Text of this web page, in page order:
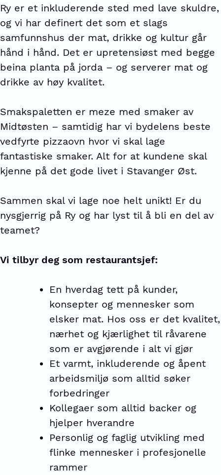
Ry er et inkluderende sted med lave skuldre,
og vi har definert det som et slags
samfunnshus der mat, drikke og kultur går
hånd i hånd. Det er upretensiøst med begge
beina planta på jorda – og serverer mat og
drikke av høy kvalitet.
Smakspaletten er meze med smaker av
Midtøsten – samtidig har vi bydelens beste
vedfyrte pizzaovn hvor vi skal lage
fantastiske smaker. Alt for at kundene skal
kjenne på det gode livet i Stavanger Øst.
Sammen skal vi lage noe helt unikt! Er du
nysgjerrig på Ry og har lyst til å bli en del av
teamet?
Vi tilbyr deg som restaurantsjef:
En hverdag tett på kunder,
konsepter og mennesker som
elsker mat. Hos oss er det kvalitet,
nærhet og kjærlighet til råvarene
som er avgjørende i alt vi gjør
Et varmt, inkluderende og åpent
arbeidsmiljø som alltid søker
forbedringer
Kollegaer som alltid backer og
hjelper hverandre
Personlig og faglig utvikling med
flinke mennesker i profesjonelle
rammer